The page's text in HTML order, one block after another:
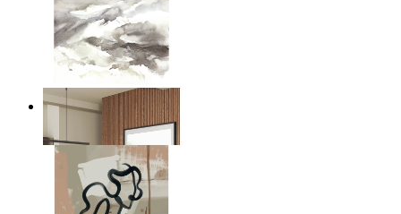
Nordic Mist Layers
Ab
14,95 €